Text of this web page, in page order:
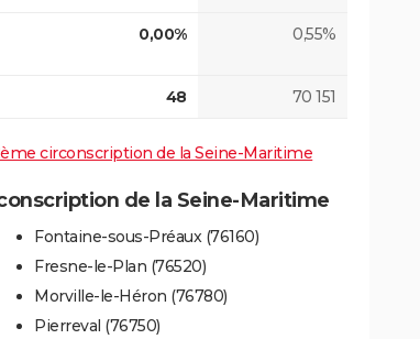
0,00% 0,55%
48 70 151
circonscription de la Seine-Maritime
de la Seine-Maritime
Fontaine-sous-Préaux (76160)
Fresne-le-Plan (76520)
Morville-le-Héron (76780)
Pierreval (76750)